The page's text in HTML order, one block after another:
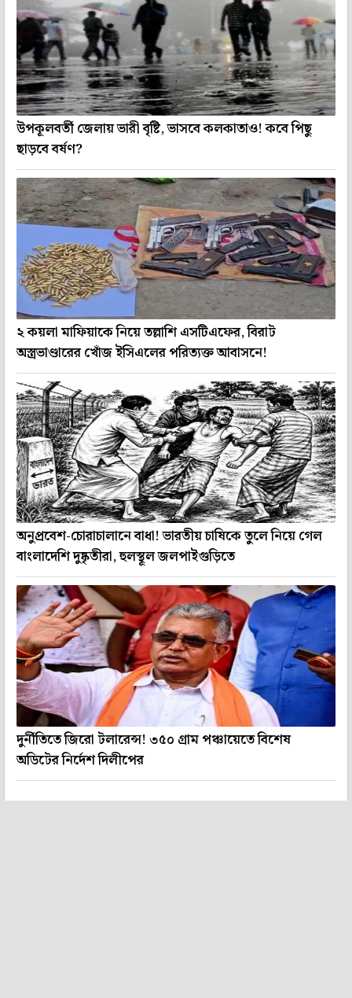
উপকূলবর্তী জেলায় ভারী বৃষ্টি, ভাসবে কলকাতাও! কবে পিছু
ছাড়বে বর্ষণ?
২ কয়লা মাফিয়াকে নিয়ে তল্লাশি এসটিএফের, বিরাট
অস্ত্রভাণ্ডারের খোঁজ ইসিএলের পরিত্যক্ত আবাসনে!
অনুপ্রবেশ-চোরাচালানে বাধা! ভারতীয় চাষিকে তুলে নিয়ে গেল
বাংলাদেশি দুষ্কৃতীরা, হুলস্থূল জলপাইগুড়িতে
দুর্নীতিতে জিরো টলারেন্স! ৩৫০ গ্রাম পঞ্চায়েতে বিশেষ
অডিটের নির্দেশ দিলীপের